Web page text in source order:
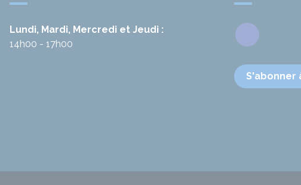
Lundi, Mardi, Mercredi et Jeudi :
14h00 - 17h00
Facebook
S'abonner